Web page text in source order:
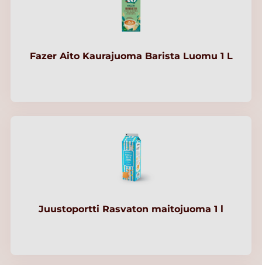
Fazer Aito Kaurajuoma Barista Luomu 1 L
Juustoportti Rasvaton maitojuoma 1 l